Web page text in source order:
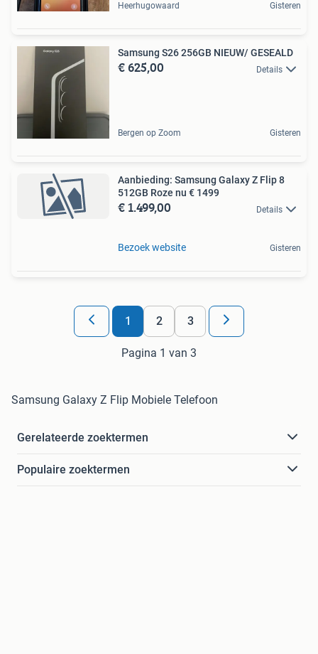
Heerhugowaard Gisteren
Samsung S26 256GB NIEUW/ GESEALD
€ 625,00 Details
Bergen op Zoom Gisteren
Aanbieding: Samsung Galaxy Z Flip 8
512GB Roze nu € 1499
€ 1.499,00 Details
Bezoek website Gisteren
1 2 3
Pagina 1 van 3
Samsung Galaxy Z Flip Mobiele Telefoon
Gerelateerde zoektermen
Populaire zoektermen